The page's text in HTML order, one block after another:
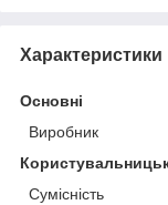
Характеристики
Основні
Виробник
Сумісність